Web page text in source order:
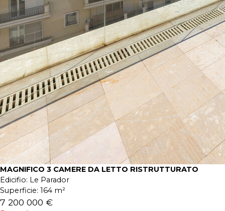
MAGNIFICO 3 CAMERE DA LETTO RISTRUTTURATO
Edicifio: Le Parador
Superficie: 164 m²
7 200 000 €